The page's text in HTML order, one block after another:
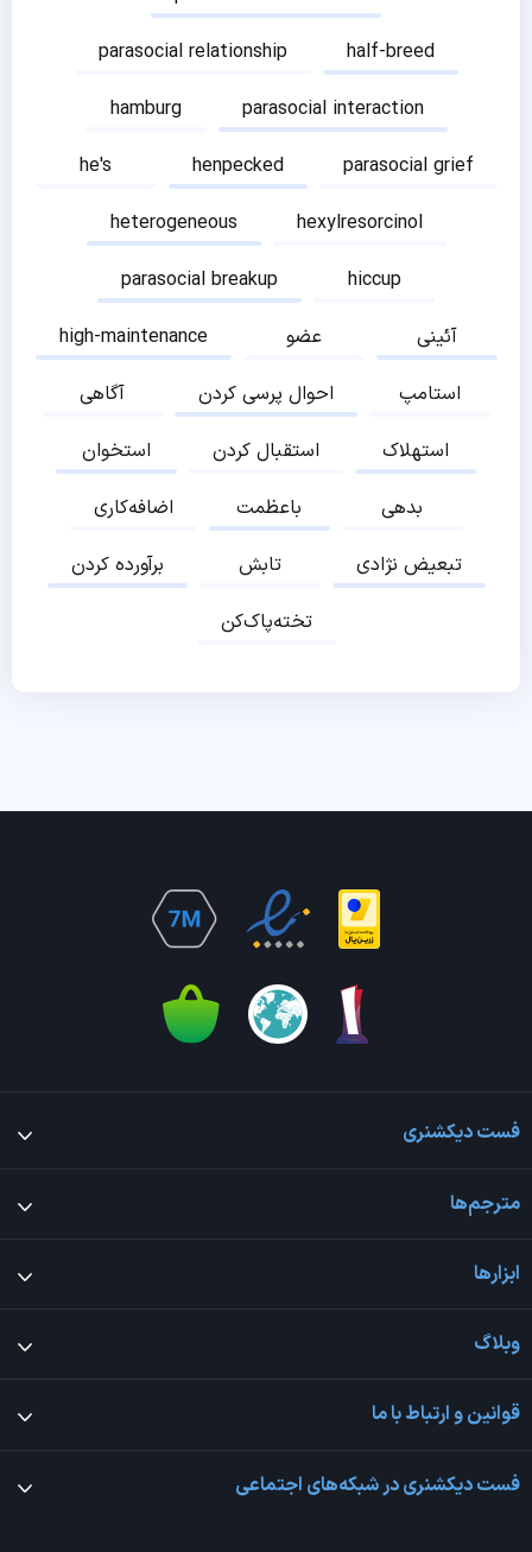
parasocial relationship
half-breed
hamburg
parasocial interaction
he's
henpecked
parasocial grief
heterogeneous
hexylresorcinol
parasocial breakup
hiccup
high-maintenance
عضو
آئینی
آگاهی
احوال پرسی کردن
استامپ
استخوان
استقبال کردن
استهلاک
اضافه‌کاری
باعظمت
بدهی
برآورده کردن
تابش
تبعیض نژادی
تخته‌پاک‌کن
فست دیکشنری
مترجم‌ها
ابزارها
وبلاگ
قوانین و ارتباط با ما
فست دیکشنری در شبکه‌های اجتماعی